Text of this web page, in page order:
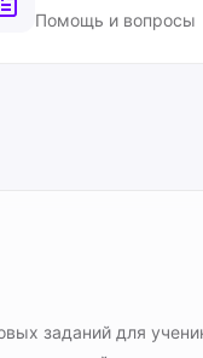
Помощь и вопросы
заданий для